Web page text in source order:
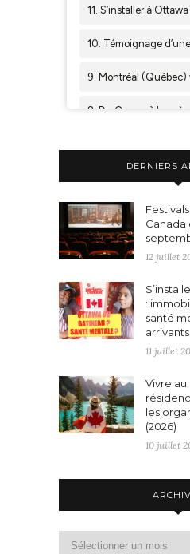
DERNIERS
Canada
12 juillet
:
santé
arrivants
11 juillet
Vivre au
les
(2026)
10 juillet